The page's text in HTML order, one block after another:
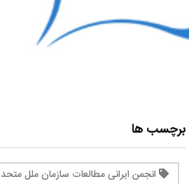
برچسب ها
انجمن ایرانی مطالعات سازمان ملل متحد